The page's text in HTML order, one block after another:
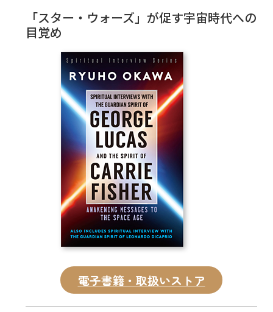
雑誌
CD
DVD・ブルーレイ
雑貨
外国語
「スター・ウォーズ」が促す宇宙時代への
目覚め
電子書籍・取扱いストア